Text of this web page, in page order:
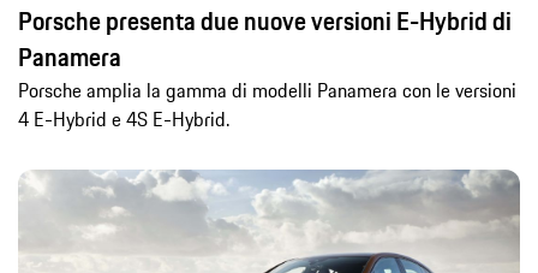
Porsche presenta due nuove versioni E-Hybrid di
Panamera
Porsche amplia la gamma di modelli Panamera con le versioni
4 E-Hybrid e 4S E-Hybrid.